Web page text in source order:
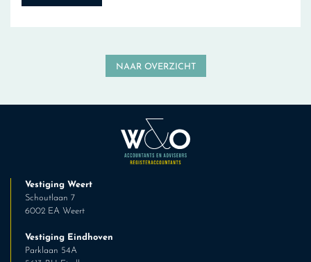
NAAR OVERZICHT
Vestiging Weert
Schoutlaan 7
6002 EA Weert
Vestiging Eindhoven
Parklaan 54A